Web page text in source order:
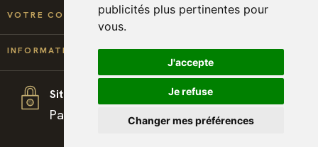
publicités plus pertinentes pour
vous.
J'accepte
Je refuse
Changer mes préférences
VOTRE COMPTE
INFORMATIONS
Site sécurisé
Paiement et téléchargement 100% sécurisé